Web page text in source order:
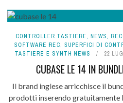
CONTROLLER TASTIERE, NEWS,
SOFTWARE REC, SUPERFICI DI
TASTIERE E SYNTH NEWS
22
CUBASE LE 14 IN
Il brand inglese arricchisce il
prodotti inserendo gratuitamente